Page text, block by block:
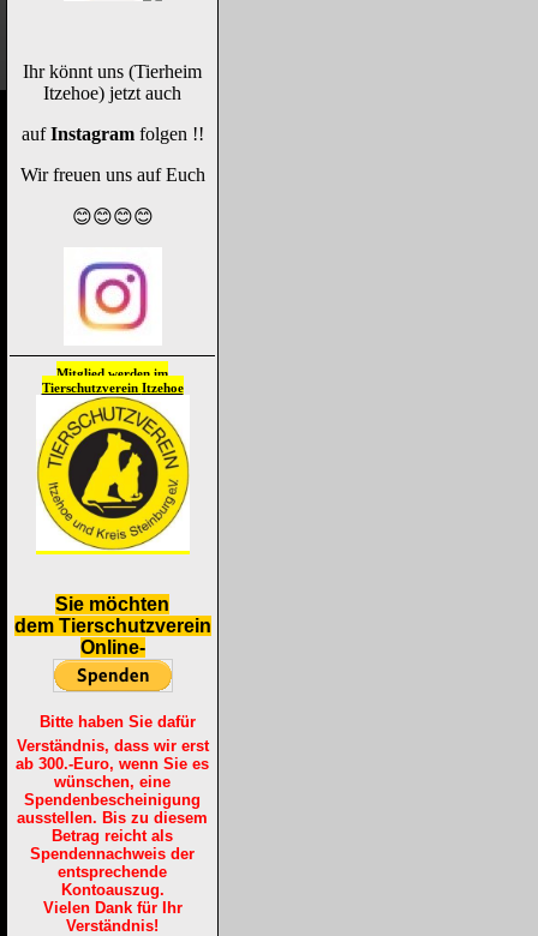
Ihr könnt uns (Tierheim
Itzehoe) jetzt auch
aufInstagramfolgen !!
Wir freuen uns auf Euch
😊😊😊😊
Mitglied werden im
Tierschutzverein Itzehoe
Sie möchten
dem Tierschutzverein
Online-
Bitte haben Sie dafür
Verständnis, dass wir erst
ab 300.-Euro, wenn Sie es
wünschen, eine
Spendenbescheinigung
ausstellen. Bis zu diesem
Betrag reicht als
Spendennachweis der
entsprechende
Kontoauszug.
Vielen Dank für Ihr
Verständnis!